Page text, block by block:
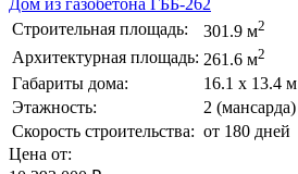
Строительная площадь:
301.9 м2
Архитектурная площадь: 261.6 м2
Габариты дома:
16.1 х 13.4 м
Этажность:
2 (мансарда)
Скорость строительства: от 180 дней
Цена от: